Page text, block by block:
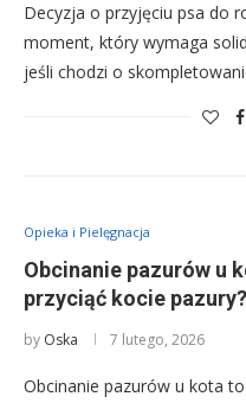
Decyzja o przyjęciu psa do
moment, który wymaga
jeśli chodzi o
Opieka i Pielęgnacja
Obcinanie pazurów u
przyciąć kocie pazury?
by Oska 7 lutego, 2026
Obcinanie pazurów u kota